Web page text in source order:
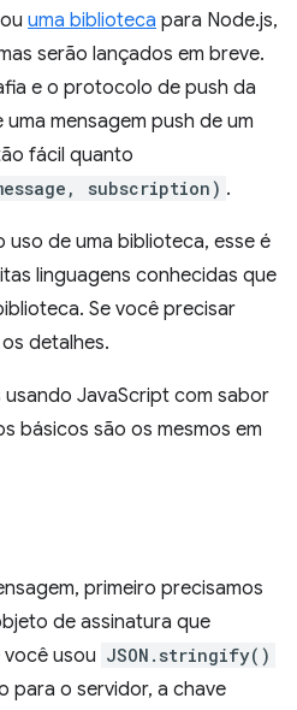
uma biblioteca para Node.js,
serão lançados em breve.
e o protocolo de push da
mensagem push de um
fácil quanto
subscription) .
uso de uma biblioteca, esse é
linguagens conhecidas que
Se você precisar
detalhes.
JavaScript com sabor
básicos são os mesmos em
primeiro precisamos
de assinatura que
usou JSON.stringify()
para o servidor, a chave